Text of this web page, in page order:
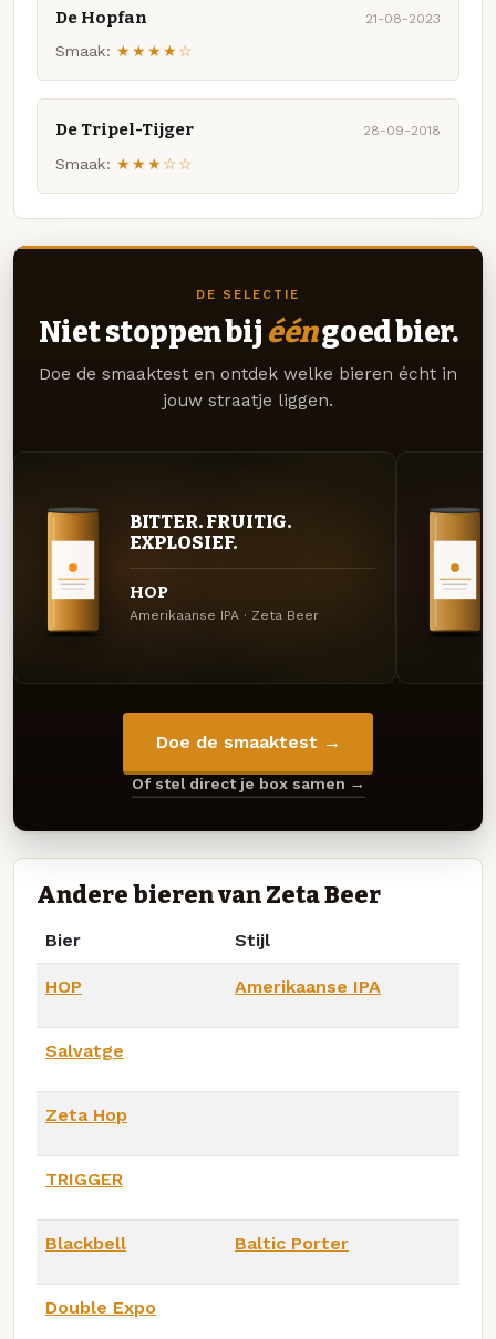
De Hopfan 21-08-2023
Smaak: ★★★★☆
De Tripel-Tijger 28-09-2018
Smaak: ★★★☆☆
DE SELECTIE
Niet stoppen bij ééngoed bier.
Doe de smaaktest en ontdek welke bieren écht in
jouw straatje liggen.
BITTER. FRUITIG.
EXPLOSIEF.
HOP
Amerikaanse IPA · Zeta Beer
Doe de smaaktest →
Of stel direct je box samen →
Andere bieren van Zeta Beer
Bier Stijl
HOP Amerikaanse IPA
Salvatge
Zeta Hop
TRIGGER
Blackbell Baltic Porter
Double Expo